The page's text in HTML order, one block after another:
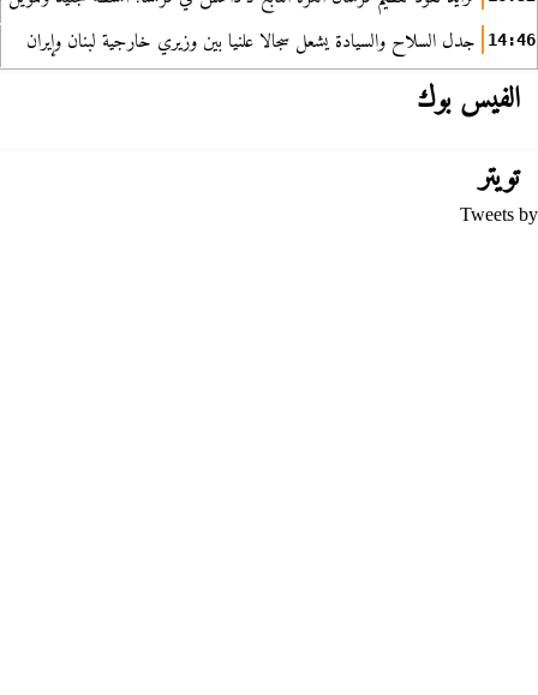
14:46 جدل السلاح والسيادة يشعل سجالا علنيا بين وزيري خارجية لبنان وإيران
الفيس بوك
تويتر
Tweets by